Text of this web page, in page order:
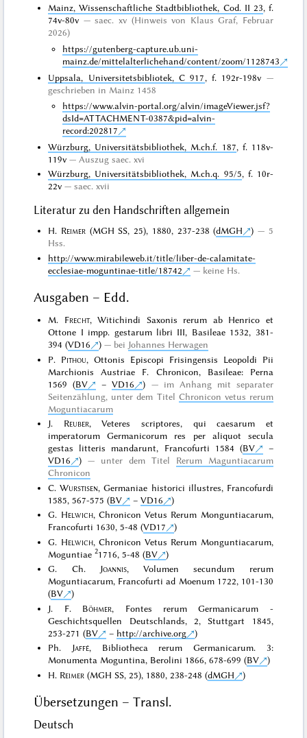
Mainz, Wissenschaftliche Stadtbibliothek, Cod. II 23, f.
74v-80v
saec. xv (Hinweis von Klaus Graf, Februar
2026)
https://gutenberg-capture.ub.uni-
mainz.de/mittelalterlichehand/content/zoom/1128743
Uppsala, Universitetsbibliotek, C 917, f. 192r-198v
geschrieben in Mainz 1458
https://www.alvin-portal.org/alvin/imageViewer.jsf?
dsId=ATTACHMENT-0387&pid=alvin-
record:202817
Würzburg, Universitätsbibliothek, M.ch.f. 187, f. 118v-
119v
Auszug saec. xvi
Würzburg, Universitätsbibliothek, M.ch.q. 95/5, f. 10r-
22v
saec. xvii
Literatur zu den Handschriften allgemein
H. Reimer(MGH SS, 25), 1880, 237-238 (dMGH )
5
Hss.
http://www.mirabileweb.it/title/liber-de-calamitate-
ecclesiae-moguntinae-title/18742
keine Hs.
Ausgaben – Edd.
M. Frecht, Witichindi Saxonis rerum ab Henrico et
Ottone I impp. gestarum libri III, Basileae 1532, 381-
394 (VD16 ) bei Johannes Herwagen
P. Pithou, Ottonis Episcopi Frisingensis Leopoldi Pii
Marchionis Austriae F. Chronicon, Basileae: Perna
1569 (BV –VD16 )
im Anhang mit separater
Seitenzählung, unter dem Titel Chronicon vetus rerum
Moguntiacarum
J. Reuber, Veteres scriptores, qui caesarum et
imperatorum Germanicorum res per aliquot secula
gestas litteris mandarunt, Francofurti 1584 (BV
–
VD16
) unter dem Titel Rerum Maguntiacarum
Chronicon
C.Wurstisen, Germaniae historici illustres, Francofurdi
1585, 567-575 (BV –VD16
)
G. Helwich, Chronicon Vetus Rerum Monguntiacarum,
Francofurti 1630, 5-48 (VD17
)
G. Helwich, Chronicon Vetus Rerum Monguntiacarum,
Moguntiae21716, 5-48 (BV
)
G. Ch. Joannis, Volumen secundum rerum
Moguntiacarum, Francofurti ad Moenum 1722, 101-130
(BV
)
J. F. Böhmer, Fontes rerum Germanicarum -
Geschichtsquellen Deutschlands, 2, Stuttgart 1845,
253-271 (BV – http://archive.org
)
Ph. Jaffé, Bibliotheca rerum Germanicarum. 3:
Monumenta Moguntina, Berolini 1866, 678-699 (BV
)
H. Reimer (MGH SS, 25), 1880, 238-248 (dMGH )
Übersetzungen – Transl.
Deutsch